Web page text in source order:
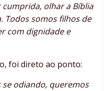
olhar a Bíblia
Todos somos filhos de
com dignidade e
foi direto ao ponto:
se odiando, queremos